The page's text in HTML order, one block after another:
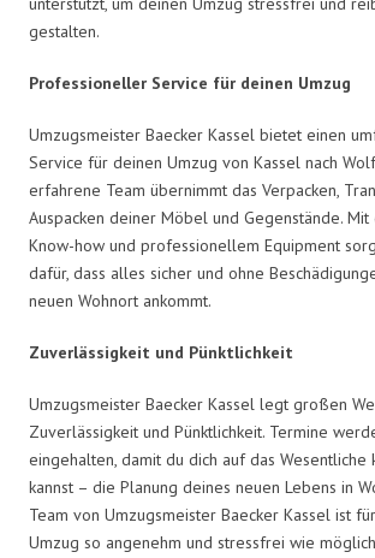
gestalten.
Professioneller Service für deinen Umzug
Umzugsmeister Baecker Kassel bietet einen
Service für deinen Umzug von Kassel nach
erfahrene Team übernimmt das Verpacken,
Auspacken deiner Möbel und Gegenstände.
Know-how und professionellem Equipment
dafür, dass alles sicher und ohne
neuen Wohnort ankommt.
Zuverlässigkeit und Pünktlichkeit
Umzugsmeister Baecker Kassel legt großen
Zuverlässigkeit und Pünktlichkeit. Termine
eingehalten, damit du dich auf das Wesentliche
kannst – die Planung deines neuen Lebens in
Team von Umzugsmeister Baecker Kassel ist
Umzug so angenehm und stressfrei wie